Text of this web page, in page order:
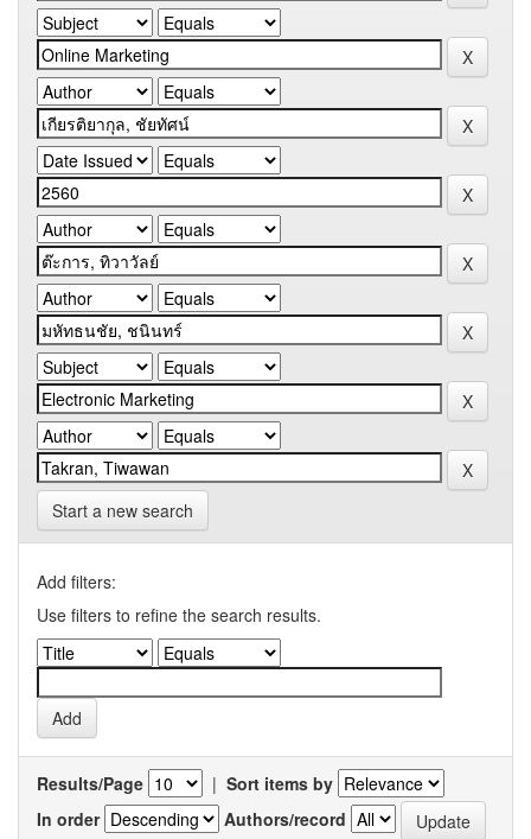
Start a new search
Add filters:
Use filters to refine the search results.
Results/Page | Sort items by
In order
Authors/record